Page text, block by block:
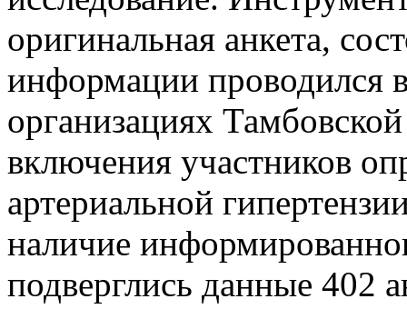
оригинальная анкета,
информации проводился
организациях
включения участников
артериальной
наличие
подверглись данные 402